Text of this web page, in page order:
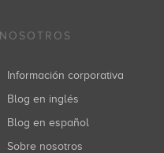
NOSOTROS
Información corporativa
Blog en inglés
Blog en español
Sobre nosotros